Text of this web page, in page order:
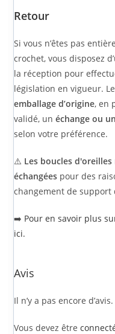
Retour
Si vous n’êtes pas
crochet, vous disposez
la réception pour
législation en vigueur.
emballage d’origine, en
validé, unéchange ou
selon votre préférence.
⚠️ Les boucles
échangées pour des
changement de support
➡️ Pour en savoir plus
ici.
Avis
Il n’y a pas encore d’avis.
Vous devez être